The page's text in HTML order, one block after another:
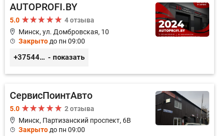
AUTOPROFI.BY
5.0
4 отзыва
Минск, ул. Домбровская, 10
Закрыто до пн 09:00
+375445353020 - показать
СервисПоинтАвто
5.0
2 отзыва
Минск, Партизанский проспект, 6В
Закрыто до пн 09:00